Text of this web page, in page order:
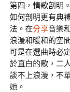
第四，情歌剖明。
如何剖明更有典
法。在分享音樂
浪漫和暖和的空
可是在選曲時必
於直白的歌，二
談不上浪漫，不
她。